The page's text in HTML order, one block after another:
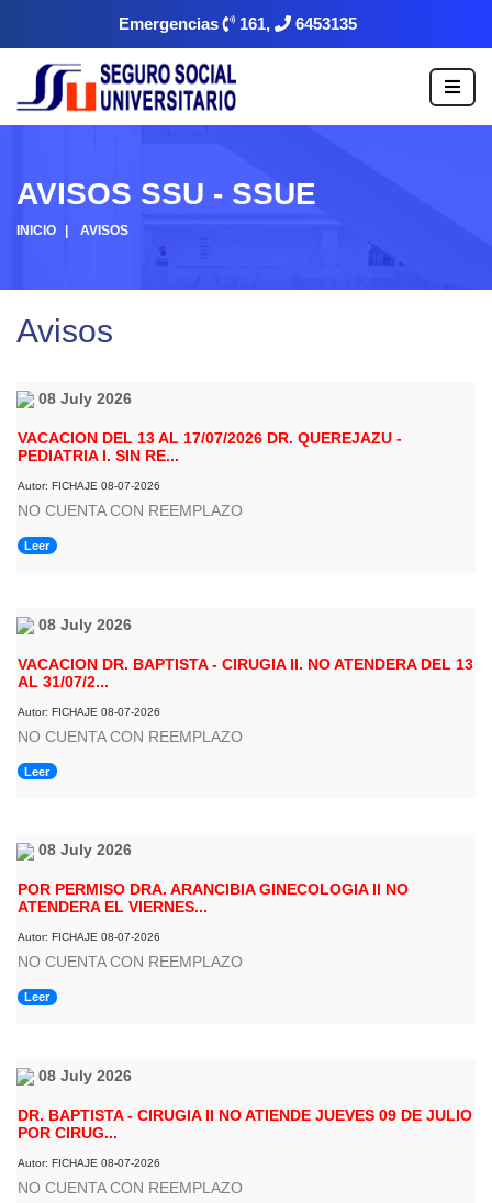
Emergencias 161, 6453135
AVISOS SSU - SSUE
INICIO AVISOS
Avisos
08 July 2026
VACACION DEL 13 AL 17/07/2026 DR. QUEREJAZU -
PEDIATRIA I. SIN RE...
Autor: FICHAJE 08-07-2026
NO CUENTA CON REEMPLAZO
Leer
08 July 2026
VACACION DR. BAPTISTA - CIRUGIA II. NO ATENDERA DEL 13
AL 31/07/2...
Autor: FICHAJE 08-07-2026
NO CUENTA CON REEMPLAZO
Leer
08 July 2026
POR PERMISO DRA. ARANCIBIA GINECOLOGIA II NO
ATENDERA EL VIERNES...
Autor: FICHAJE 08-07-2026
NO CUENTA CON REEMPLAZO
Leer
08 July 2026
DR. BAPTISTA - CIRUGIA II NO ATIENDE JUEVES 09 DE JULIO
POR CIRUG...
Autor: FICHAJE 08-07-2026
NO CUENTA CON REEMPLAZO